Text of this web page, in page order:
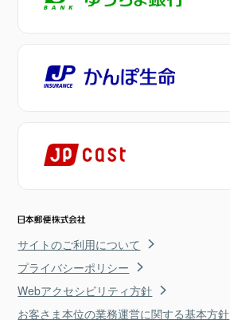
サイトのご利用について
プライバシーポリシー
Webアクセシビリティ方針
お客さま本位の業務運営に関する基本方針